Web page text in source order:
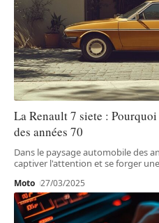
La Renault 7 siete :
des années 70
Dans le paysage automobile des
captiver l'attention et se forger
Moto 27/03/2025